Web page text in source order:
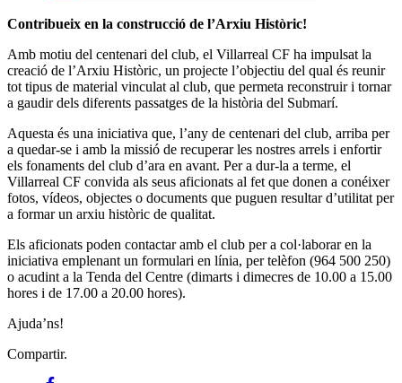
Contribueix en la construcció de l’Arxiu Històric!
Amb motiu del centenari del club, el Villarreal CF ha impulsat la
creació de l’Arxiu Històric, un projecte l’objectiu del qual és reunir
tot tipus de material vinculat al club, que permeta reconstruir i tornar
a gaudir dels diferents passatges de la història del Submarí.
Aquesta és una iniciativa que, l’any de centenari del club, arriba per
a quedar-se i amb la missió de recuperar les nostres arrels i enfortir
els fonaments del club d’ara en avant. Per a dur-la a terme, el
Villarreal CF convida als seus aficionats al fet que donen a conéixer
fotos, vídeos, objectes o documents que puguen resultar d’utilitat per
a formar un arxiu històric de qualitat.
Els aficionats poden contactar amb el club per a col·laborar en la
iniciativa emplenant un formulari en línia, per telèfon (964 500 250)
o acudint a la Tenda del Centre (dimarts i dimecres de 10.00 a 15.00
hores i de 17.00 a 20.00 hores).
Ajuda’ns!
Compartir.